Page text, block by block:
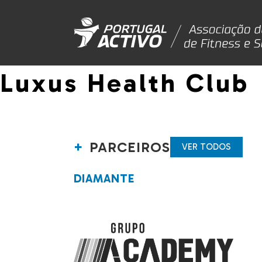
Luxus Health Club
PARCEIROS VER TODOS
DIAMANTE